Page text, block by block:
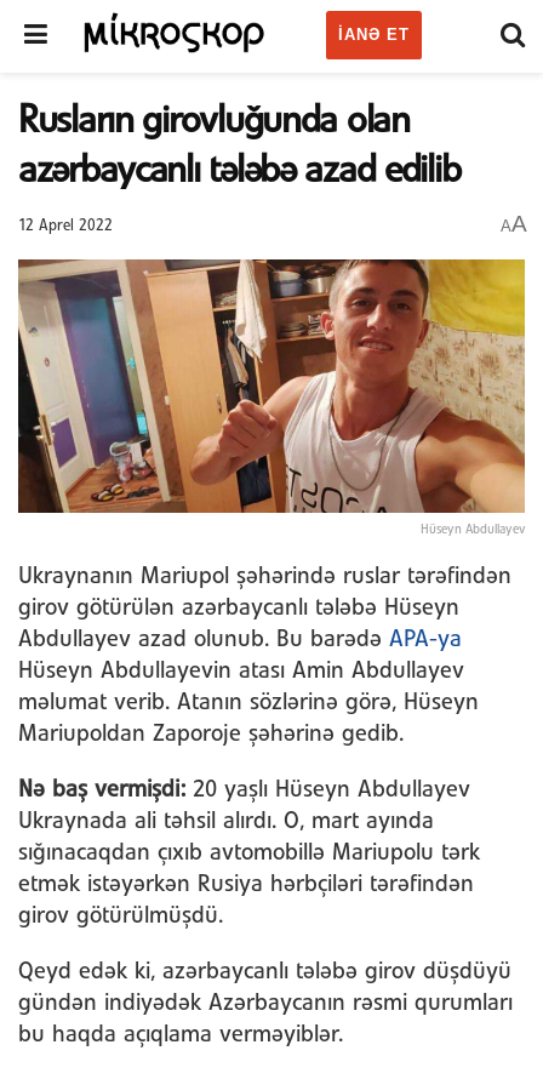
IANƏ ET
Rusların girovluğunda olan
azərbaycanlı tələbə azad edilib
12 Aprel 2022 AA
Hüseyn Abdullayev
Ukraynanın Mariupol şəhərində ruslar tərəfindən
girov götürülən azərbaycanlı tələbə Hüseyn
Abdullayev azad olunub. Bu barədə APA-ya
Hüseyn Abdullayevin atası Amin Abdullayev
məlumat verib. Atanın sözlərinə görə, Hüseyn
Mariupoldan Zaporoje şəhərinə gedib.
Nə baş vermişdi: 20 yaşlı Hüseyn Abdullayev
Ukraynada ali təhsil alırdı. O, mart ayında
sığınacaqdan çıxıb avtomobillə Mariupolu tərk
etmək istəyərkən Rusiya hərbçiləri tərəfindən
girov götürülmüşdü.
Qeyd edək ki, azərbaycanlı tələbə girov düşdüyü
gündən indiyədək Azərbaycanın rəsmi qurumları
bu haqda açıqlama verməyiblər.